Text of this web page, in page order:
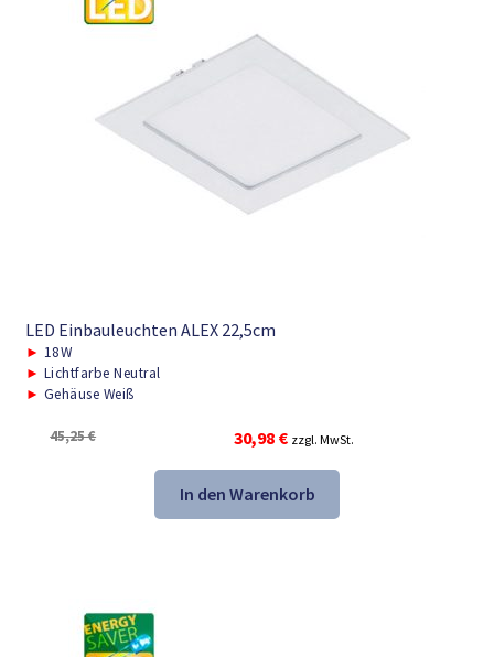
LED Einbauleuchten ALEX 22,5cm
► 18W
► Lichtfarbe Neutral
► Gehäuse Weiß
45,25€
Ursprünglicher
Preis
war:
45,25 €
30,98 €Aktueller
Preis
ist:
30,98 €.
zzgl. MwSt.
In den Warenkorb